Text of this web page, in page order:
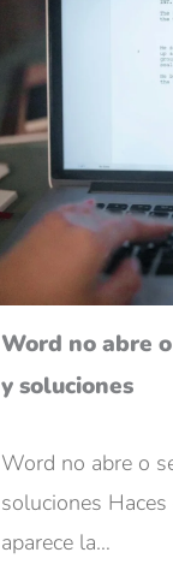
Word no abre
y soluciones
Word no abre o
soluciones
aparece la…